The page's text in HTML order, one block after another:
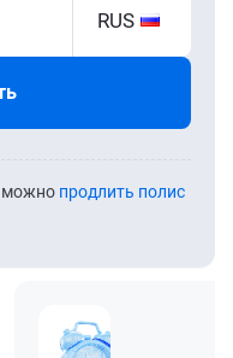
RUS
можно продлить полис